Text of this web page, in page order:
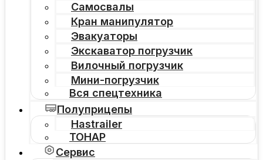
Самосвалы
Кран манипулятор
Эвакуаторы
Экскаватор погрузчик
Вилочный погрузчик
Мини-погрузчик
Вся спецтехника
Полуприцепы
Hastrailer
ТОНАР
Сервис